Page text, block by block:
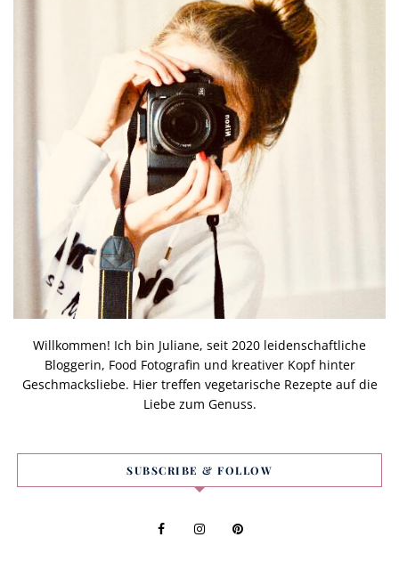
Willkommen! Ich bin Juliane, seit 2020 leidenschaftliche
Bloggerin, Food Fotografin und kreativer Kopf hinter
Geschmacksliebe. Hier treffen vegetarische Rezepte auf die
Liebe zum Genuss.
SUBSCRIBE & FOLLOW